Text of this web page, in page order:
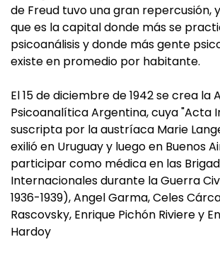
de Freud tuvo una gran repercusión,
que es la capital donde más se
psicoanálisis y donde más gente
existe en promedio por habitante.
El 15 de diciembre de 1942 se crea la
Psicoanalítica Argentina, cuya "Acta
suscripta por la austríaca Marie
exilió en Uruguay y luego en Buenos
participar como médica en las
Internacionales durante la Guerra
1936-1939), Angel Garma, Celes
Rascovsky, Enrique Pichón Riviere y
Hardoy